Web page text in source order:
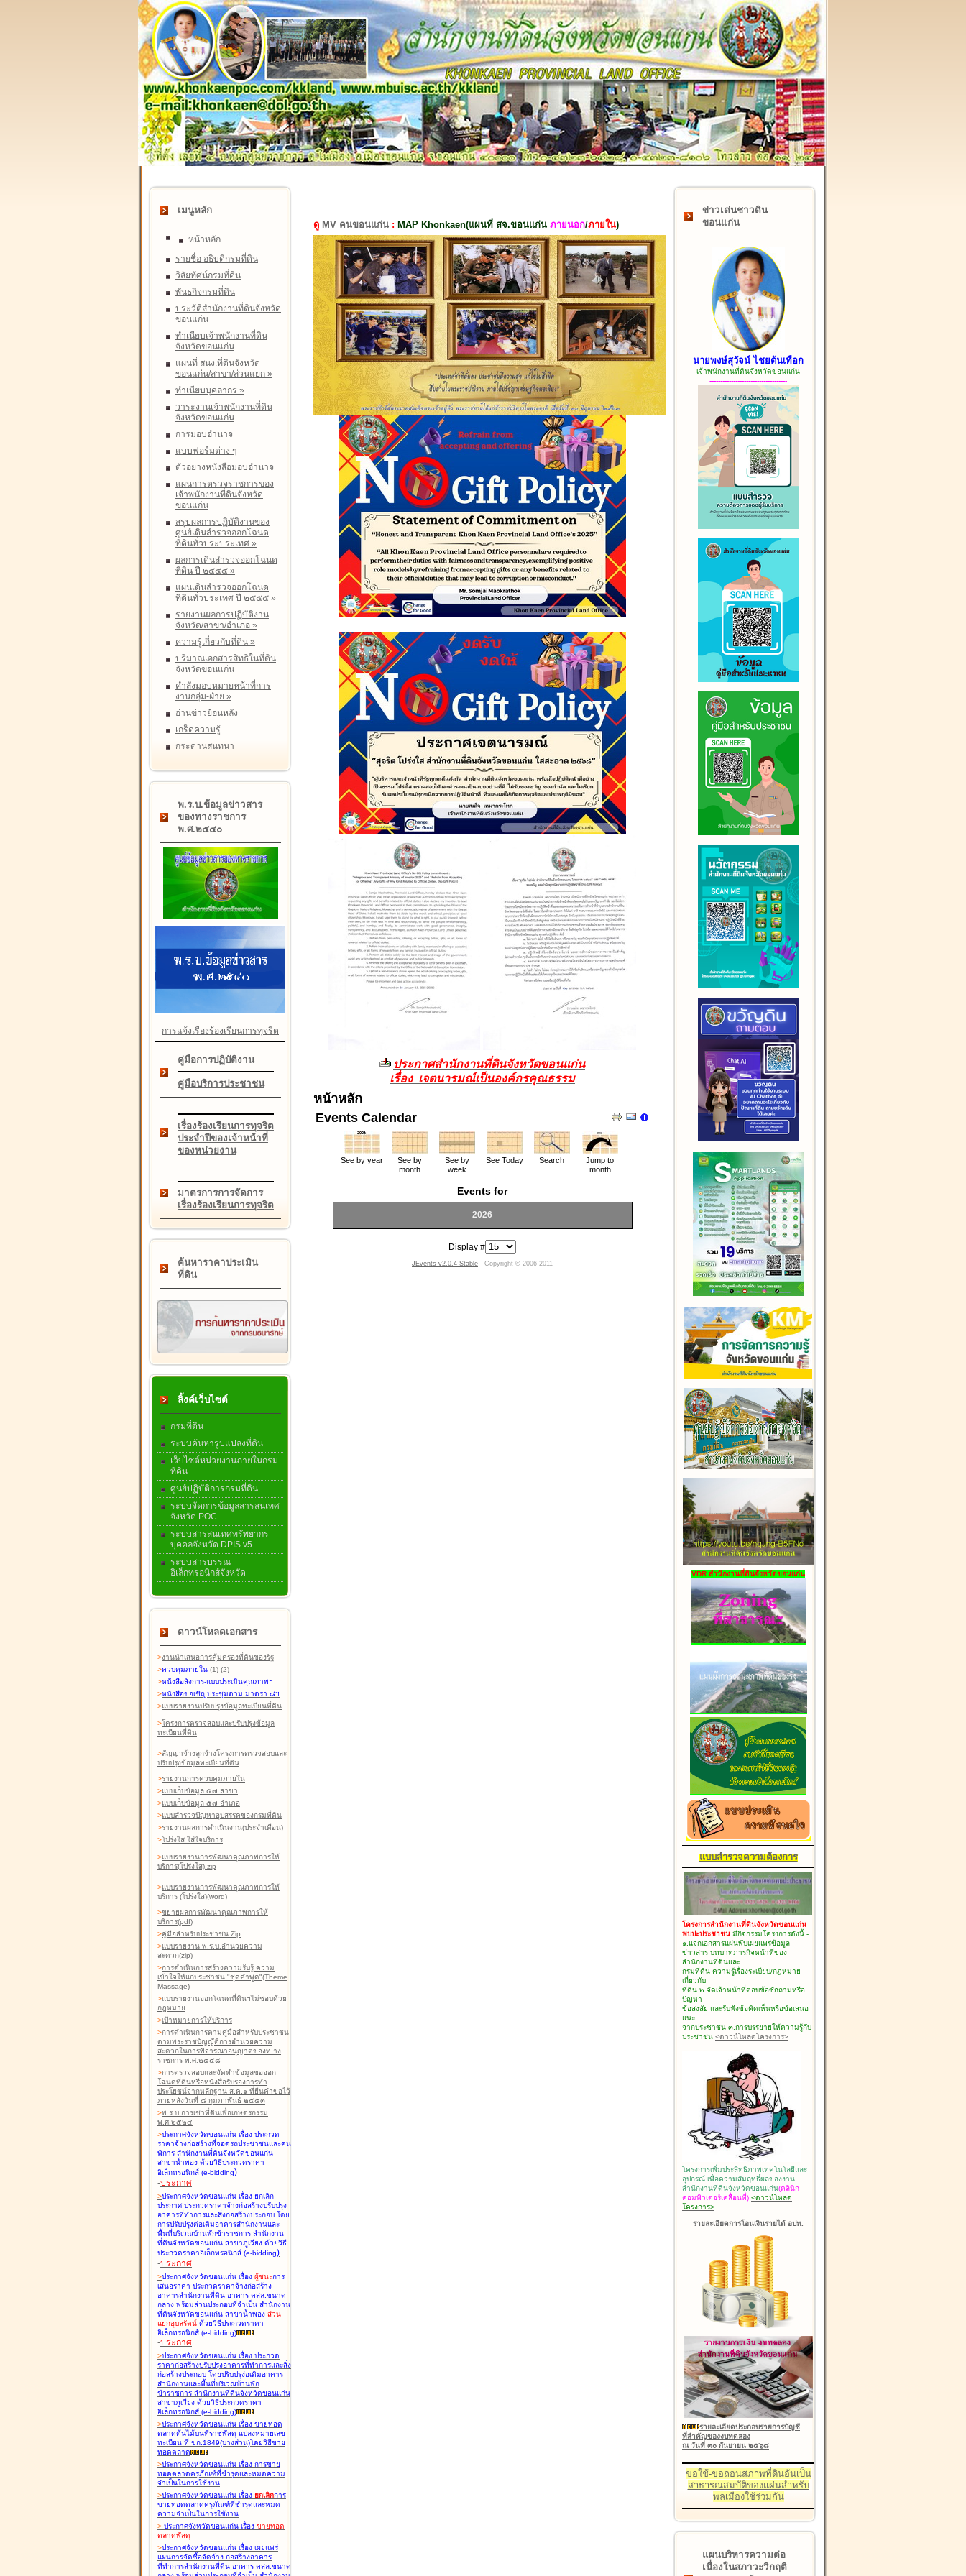
เมนูหลัก
หน้าหลัก
รายชื่อ อธิบดีกรมที่ดิน
วิสัยทัศน์กรมที่ดิน
พันธกิจกรมที่ดิน
ประวัติสำนักงานที่ดินจังหวัด
ขอนแก่น
ทำเนียบเจ้าพนักงานที่ดิน
จังหวัดขอนแก่น
แผนที่ สนง.ที่ดินจังหวัด
ขอนแก่น/สาขา/ส่วนแยก »
ทำเนียบบุคลากร »
วาระงานเจ้าพนักงานที่ดิน
จังหวัดขอนแก่น
การมอบอำนาจ
แบบฟอร์มต่าง ๆ
ตัวอย่างหนังสือมอบอำนาจ
แผนการตรวจราชการของ
เจ้าพนักงานที่ดินจังหวัด
ขอนแก่น
สรุปผลการปฏิบัติงานของ
ศูนย์เดินสำรวจออกโฉนด
ที่ดินทั่วประประเทศ »
ผลการเดินสำรวจออกโฉนด
ที่ดิน ปี ๒๕๕๕ »
แผนเดินสำรวจออกโฉนด
ที่ดินทั่วประเทศ ปี ๒๕๕๕ »
รายงานผลการปฏิบัติงาน
จังหวัด/สาขา/อำเภอ »
ความรู้เกี่ยวกับที่ดิน »
ปริมาณเอกสารสิทธิในที่ดิน
จังหวัดขอนแก่น
คำสั่งมอบหมายหน้าที่การ
งานกลุ่ม-ฝ่าย »
อ่านข่าวย้อนหลัง
เกร็ดความรู้
กระดานสนทนา
พ.ร.บ.ข้อมูลข่าวสาร
ของทางราชการ
พ.ศ.๒๕๔๐
การแจ้งเรื่องร้องเรียนการทุจริต
คู่มือการปฏิบัติงาน
คู่มือบริการประชาชน
เรื่องร้องเรียนการทุจริต
ประจำปีของเจ้าหน้าที่
ของหน่วยงาน
มาตรการการจัดการ
เรื่องร้องเรียนการทุจริต
ค้นหาราคาประเมิน
ที่ดิน
ลิ้งค์เว็บไซต์
กรมที่ดิน
ระบบค้นหารูปแปลงที่ดิน
เว็บไซต์หน่วยงานภายในกรม
ที่ดิน
ศูนย์ปฏิบัติการกรมที่ดิน
ระบบจัดการข้อมูลสารสนเทศ
จังหวัด POC
ระบบสารสนเทศทรัพยากร
บุคคลจังหวัด DPIS v5
ระบบสารบรรณ
อิเล็กทรอนิกส์จังหวัด
ดาวน์โหลดเอกสาร
>งานนำเสนอการคุ้มครองที่ดินของรัฐ
>ควบคุมภายใน (1) (2)
>หนังสือสังการ-แบบประเมินคุณภาพฯ
>หนังสือขอเชิญประชุมตาม มาตรา ๘ฯ
>แบบรายงานปรับปรุงข้อมูลทะเบียนที่ดิน
>โครงการตรวจสอบและปรับปรุงข้อมูล
ทะเบียนที่ดิน
>สัญญาจ้างลูกจ้างโครงการตรวจสอบและ
ปรับปรุงข้อมูลทะเบียนที่ดิน
>รายงานการควบคุมภายใน
>แบบเก็บข้อมูล ๕๗ สาขา
>แบบเก็บข้อมูล ๕๗ อำเภอ
>แบบสำรวจปัญหาอุปสรรคของกรมที่ดิน
>รายงานผลการดำเนินงาน(ประจำเดือน)
>โปร่งใส ใส่ใจบริการ
>แบบรายงานการพัฒนาคุณภาพการให้
บริการ(โปร่งใส).zip
>แบบรายงานการพัฒนาคุณภาพการให้
บริการ (โปร่งใส)(word)
>ขยายผลการพัฒนาคุณภาพการให้
บริการ(pdf)
>คู่มือสำหรับประชาชน Zip
>แบบรายงาน พ.ร.บ.อำนวยความ
สะดวก(zip)
>การดำเนินการสร้างความรับรู้ ความ
เข้าใจให้แก่ประชาชน "ชุดคำพูด"(Theme
Massage)
>แบบรายงานออกโฉนดที่ดินฯไม่ชอบด้วย
กฎหมาย
>เป้าหมายการให้บริการ
>การดำเนินการตามคู่มือสำหรับประชาชน
ตามพระราชบัญญัติการอำนวยความ
สะดวกในการพิจารณาอนุญาตของท าง
ราชการ พ.ศ.๒๕๕๘
>การตรวจสอบและจัดทำข้อมูลขอออก
โฉนดที่ดินหรือหนังสือรับรองการทำ
ประโยชน์จากหลักฐาน ส.ค.๑ ที่ยื่นคำขอไว้
ภายหลังวันที่ ๘ กุมภาพันธ์ ๒๕๕๓
>พ.ร.บ.การเช่าที่ดินเพื่อเกษตรกรรม
พ.ศ.๒๕๒๔
>ประกาศจังหวัดขอนแก่น เรื่อง ประกวด
ราคาจ้างก่อสร้างที่จอดรถประชาชนและคน
พิการ สำนักงานที่ดินจังหวัดขอนแก่น
สาขาน้ำพอง ด้วยวิธีประกวดราคา
อิเล็กทรอนิกส์ (e-bidding)
-ประกาศ
>ประกาศจังหวัดขอนแก่น เรื่อง ยกเลิก
ประกาศ ประกวดราคาจ้างก่อสร้างปรับปรุง
อาคารที่ทำการและสิ่งก่อสร้างประกอบ โดย
การปรับปรุงต่อเติมอาคารสำนักงานและ
พื้นที่บริเวณบ้านพักข้าราชการ สำนักงาน
ที่ดินจังหวัดขอนแก่น สาขาภูเวียง ด้วยวิธี
ประกวดราคาอิเล็กทรอนิกส์ (e-bidding)
-ประกาศ
>ประกาศจังหวัดขอนแก่น เรื่อง ผู้ชนะการ
เสนอราคา ประกวดราคาจ้างก่อสร้าง
อาคารสำนักงานที่ดิน อาคาร คสล.ขนาด
กลาง พร้อมส่วนประกอบที่จำเป็น สำนักงาน
ที่ดินจังหวัดขอนแก่น สาขาน้ำพอง ส่วน
แยกอุบลรัตน์ ด้วยวิธีประกวดราคา
อิเล็กทรอนิกส์ (e-bidding)
-ประกาศ
>ประกาศจังหวัดขอนแก่น เรื่อง ประกวด
ราคาก่อสร้างปรับปรุงอาคารที่ทำการและสิ่ง
ก่อสร้างประกอบ โดยปรับปรุง่อเติมอาคาร
สำนักงานและพื้นที่บริเวณบ้านพัก
ข้าราชการ สำนักงานที่ดินจังหวัดขอนแก่น
สาขาภูเวียง ด้วยวิธีประกวดราคา
อิเล็กทรอนิกส์ (e-bidding)
>ประกาศจังหวัดขอนแก่น เรื่อง ขายทอด
ตลาดต้นไม้บนที่ราชพัสดุ แปลงหมายเลข
ทะเบียน ที่ ขก.1849(บางส่วน)โดยวิธีขาย
ทอดตลาด
>ประกาศจังหวัดขอนแก่น เรื่อง การขาย
ทอดตลาดครุภัณฑ์ที่ชำรุดและหมดความ
จำเป็นในการใช้งาน
>ประกาศจังหวัดขอนแก่น เรื่อง ยกเลิกการ
ขายทอดตลาดครุภัณฑ์ที่ชำรุดและหมด
ความจำเป็นในการใช้งาน
> ประกาศจังหวัดขอนแก่น เรื่อง ขายทอด
ตลาดพัสดุ
>ประกาศจังหวัดขอนแก่น เรื่อง เผยแพร่
แผนการจัดซื้อจัดจ้าง ก่อสร้างอาคาร
ที่ทำการสำนักงานที่ดิน อาคาร คสล.ขนาด
๑๗ กุมภาพันธ์ "วันคล้ายวันสถาปนากรมที่ดิน" ครบรอบ ๑๒๒
ดู MV คนขอนแก่น : MAP Khonkaen(แผนที่ สจ.ขอนแก่น ภายนอก/ภายใน)
ประกาศสำนักงานที่ดินจังหวัดขอนแก่น
เรื่อง เจตนารมณ์เป็นองค์กรคุณธรรม
หน้าหลัก
Events Calendar
See by year
See by
month
See by
week
See Today Search
Jump to
month
Events for
2026
Display #
JEvents v2.0.4 Stable Copyright © 2006-2011
ข่าวเด่นชาวดิน
ขอนแก่น
นายพงษ์สุวัจน์ ไชยต้นเทือก
เจ้าพนักงานที่ดินจังหวัดขอนแก่น
------------------------------------
VDR สำนักงานที่ดินจังหวัดขอนแก่น
แบบสำรวจความต้องการ
โครงการสำนักงานที่ดินจังหวัดขอนแก่น
พบปะประชาชน มีกิจกรรมโครงการดังนี้.-
๑.แจกเอกสารแผ่นพับเผยแพร่ข้อมูล
ข่าวสาร บทบาทภารกิจหน้าที่ของ
สำนักงานที่ดินและ
กรมที่ดิน ความรู้เรื่องระเบียบ/กฎหมาย
เกี่ยวกับ
ที่ดิน ๒.จัดเจ้าหน้าที่ตอบข้อซักถามหรือ
ปัญหา
ข้อสงสัย และรับฟังข้อคิดเห็นหรือข้อเสนอ
แนะ
จากประชาชน ๓.การบรรยายให้ความรู้กับ
ประชาชน <ดาวน์โหลดโครงการ>
โครงการเพิ่มประสิทธิภาพเทคโนโลยีและ
อุปกรณ์ เพื่อความสัมฤทธิ์ผลของงาน
สำนักงานที่ดินจังหวัดขอนแก่น(คลินิก
คอมพิวเตอร์เคลื่อนที่) <ดาวน์โหลด
โครงการ>
รายละเอียดการโอนเงินรายได้ อปท.
รายละเอียดประกอบรายการบัญชี
ที่สำคัญของงบทดลอง
ณ วันที่ ๓๐ กันยายน ๒๕๖๘
ขอใช้-ขอถอนสภาพที่ดินอันเป็น
สาธารณสมบัติของแผ่นสำหรับ
พลเมืองใช้ร่วมกัน
แผนบริหารความต่อ
เนื่องในสภาวะวิกฤติ